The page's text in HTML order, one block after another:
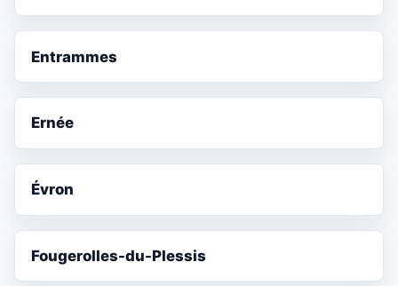
Entrammes
Ernée
Évron
Fougerolles-du-Plessis